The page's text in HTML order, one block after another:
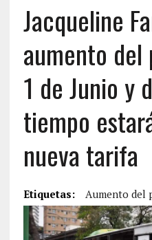
Jacqueline
aumento del
1 de Junio y
tiempo
nueva tarifa
Etiquetas: Aumento del